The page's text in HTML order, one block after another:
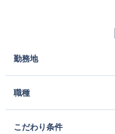
勤務地
職種
こだわり条件